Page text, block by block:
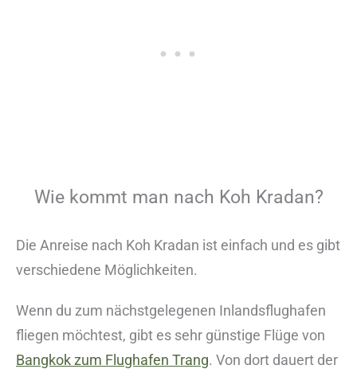
Wie kommt man nach Koh Kradan?
Die Anreise nach Koh Kradan ist einfach und es gibt
verschiedene Möglichkeiten.
Wenn du zum nächstgelegenen Inlandsflughafen
fliegen möchtest, gibt es sehr günstige Flüge von
Bangkok zum Flughafen Trang. Von dort dauert der